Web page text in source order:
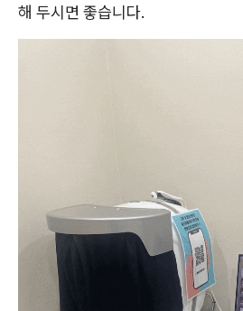
해 두시면 좋습니다.